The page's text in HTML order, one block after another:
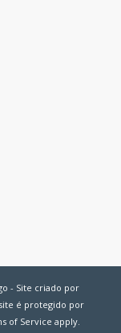
- Site criado por
é protegido por
of Service apply.